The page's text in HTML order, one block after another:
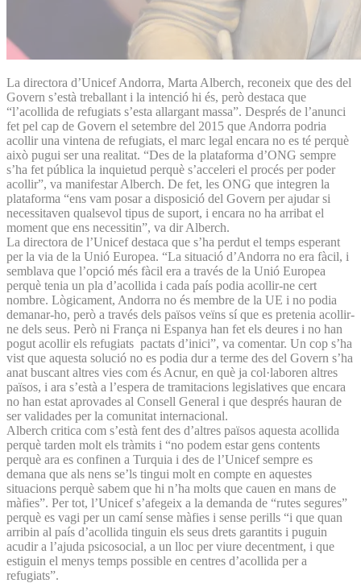
La directora d’Unicef Andorra, Marta Alberch, reconeix que des del
Govern s’està treballant i la intenció hi és, però destaca que
“l’acollida de refugiats s’esta allargant massa”. Després de l’anunci
fet pel cap de Govern el setembre del 2015 que Andorra podria
acollir una vintena de refugiats, el marc legal encara no es té perquè
això pugui ser una realitat. “Des de la plataforma d’ONG sempre
s’ha fet pública la inquietud perquè s’acceleri el procés per poder
acollir”, va manifestar Alberch. De fet, les ONG que integren la
plataforma “ens vam posar a disposició del Govern per ajudar si
necessitaven qualsevol tipus de suport, i encara no ha arribat el
moment que ens necessitin”, va dir Alberch.
La directora de l’Unicef destaca que s’ha perdut el temps esperant
per la via de la Unió Europea. “La situació d’Andorra no era fàcil, i
semblava que l’opció més fàcil era a través de la Unió Europea
perquè tenia un pla d’acollida i cada país podia acollir-ne cert
nombre. Lògicament, Andorra no és membre de la UE i no podia
demanar-ho, però a través dels països veïns sí que es pretenia acollir-
ne dels seus. Però ni França ni Espanya han fet els deures i no han
pogut acollir els refugiats pactats d’inici”, va comentar. Un cop s’ha
vist que aquesta solució no es podia dur a terme des del Govern s’ha
anat buscant altres vies com és Acnur, en què ja col·laboren altres
països, i ara s’està a l’espera de tramitacions legislatives que encara
no han estat aprovades al Consell General i que després hauran de
ser validades per la comunitat internacional.
Alberch critica com s’està fent des d’altres països aquesta acollida
perquè tarden molt els tràmits i “no podem estar gens contents
perquè ara es confinen a Turquia i des de l’Unicef sempre es
demana que als nens se’ls tingui molt en compte en aquestes
situacions perquè sabem que hi n’ha molts que cauen en mans de
màfies”. Per tot, l’Unicef s’afegeix a la demanda de “rutes segures”
perquè es vagi per un camí sense màfies i sense perills “i que quan
arribin al país d’acollida tinguin els seus drets garantits i puguin
acudir a l’ajuda psicosocial, a un lloc per viure decentment, i que
estiguin el menys temps possible en centres d’acollida per a
refugiats”.